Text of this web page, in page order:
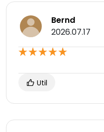
Bernd
2026.07.17
Util